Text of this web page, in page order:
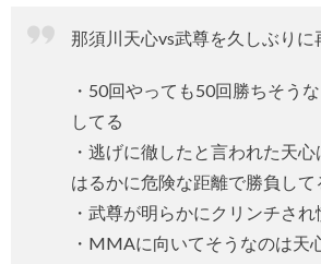
那須川天心vs武尊を久しぶりに
・50回やっても50回勝ちそう
してる
・逃げに徹したと言われた天
はるかに危険な距離で勝負して
・武尊が明らかにクリンチさ
・MMAに向いてそうなのは天